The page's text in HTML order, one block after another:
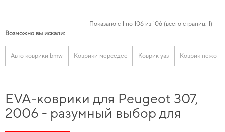
Показано с 1 по 106 из 106 (всего страниц: 1)
Возможно вы искали:
Авто коврики bmw Коврики мерседес Коврик уаз Коврик пежо
EVA-коврики для Peugeot 307,
2006 - разумный выбор для
каждого автовладельца